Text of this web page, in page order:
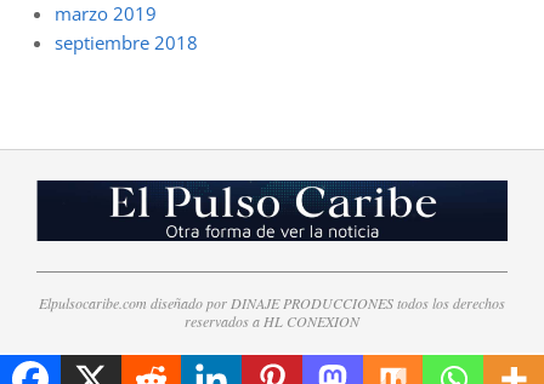
marzo 2019
septiembre 2018
Elpulsocaribe.com diseñado por DINAJE PRODUCCIONES todos los derechos
reservados a HL CONEXION